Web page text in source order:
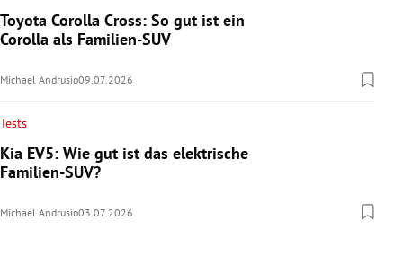
Toyota Corolla Cross: So gut ist ein
Corolla als Familien-SUV
Michael Andrusio09.07.2026
Tests
Kia EV5: Wie gut ist das elektrische
Familien-SUV?
Michael Andrusio03.07.2026